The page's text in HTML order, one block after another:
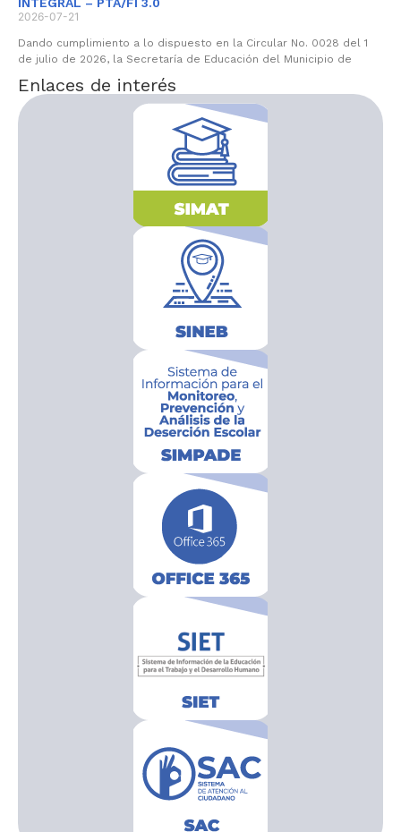
2026-07-21
Dando cumplimiento a lo dispuesto en la Circular No. 0028 del 1
de julio de 2026, la Secretaría de Educación del Municipio de
Enlaces de interés